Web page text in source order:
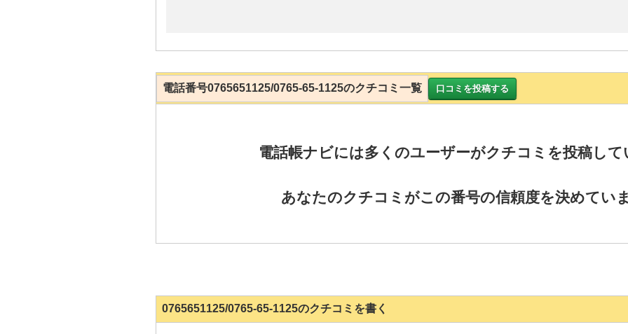
電話番号0765651125/0765-65-1125のクチコミ一覧 口コミを投稿する
電話帳ナビには多くのユーザーがクチコミを投稿して
あなたのクチコミがこの番号の信頼度を決めていま
0765651125/0765-65-1125のクチコミを書く